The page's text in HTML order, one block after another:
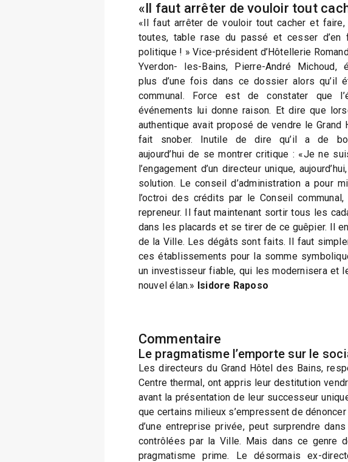
«Il faut arrêter de vouloir tout
«Il faut arrêter de vouloir tout cacher et
toutes, table rase du passé et cesser d’en
politique ! » Vice-président d’Hôtellerie
Yverdon- les-Bains, Pierre-André Michoud,
plus d’une fois dans ce dossier alors qu’il
communal. Force est de constater que
événements lui donne raison. Et dire que
authentique avait proposé de vendre le Grand
fait snober. Inutile de dire qu’il a de
aujourd’hui de se montrer critique : «Je ne
l’engagement d’un directeur unique,
solution. Le conseil d’administration a pour
l’octroi des crédits par le Conseil
repreneur. Il faut maintenant sortir tous les
dans les placards et se tirer de ce guêpier. Il
de la Ville. Les dégâts sont faits. Il faut
ces établissements pour la somme
un investisseur fiable, qui les modernisera et
nouvel élan.» Isidore Raposo
Commentaire
Le pragmatisme l’emporte sur le
Les directeurs du Grand Hôtel des Bains,
Centre thermal, ont appris leur destitution
avant la présentation de leur successeur
que certains milieux s’empressent de dénoncer
d’une entreprise privée, peut surprendre
contrôlées par la Ville. Mais dans ce genre
pragmatisme prime. Le désormais ex-